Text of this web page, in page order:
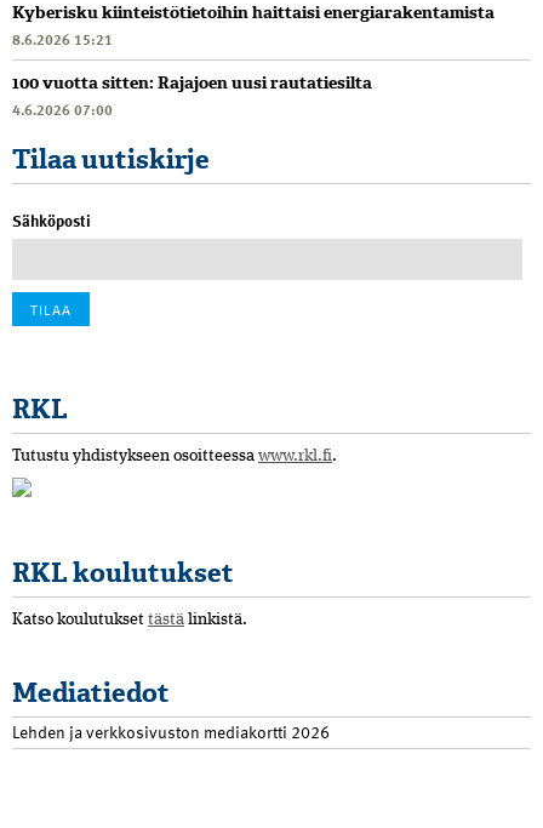
Kyberisku kiinteistötietoihin haittaisi energiarakentamista
8.6.2026 15:21
100 vuotta sitten: Rajajoen uusi rautatiesilta
4.6.2026 07:00
Tilaa uutiskirje
Sähköposti
RKL
Tutustu yhdistykseen osoitteessa www.rkl.fi.
RKL koulutukset
Katso koulutukset tästä linkistä.
Mediatiedot
Lehden ja verkkosivuston mediakortti 2026